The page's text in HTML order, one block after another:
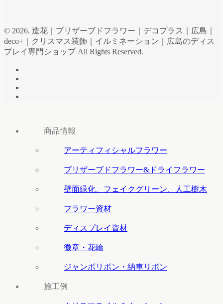
© 2026. 造花｜プリザーブドフラワー｜デコプラス｜広島｜
deco+｜クリスマス装飾｜イルミネーション｜広島のディス
プレイ専門ショップ All Rights Reserved.
商品情報
アーティフィシャルフラワー
プリザーブドフラワー&ドライフラワー
壁面緑化、フェイクグリーン、人工樹木
フラワー資材
ディスプレイ資材
徽章・花輪
ジャンボリボン・納車リボン
施工例